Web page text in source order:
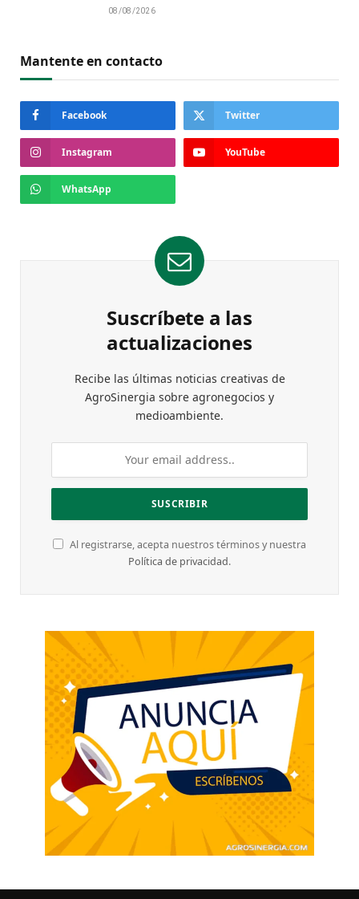
08/08/2026
Mantente en contacto
Facebook Twitter
Instagram YouTube
WhatsApp
Suscríbete a las
actualizaciones
Recibe las últimas noticias creativas de
AgroSinergia sobre agronegocios y
medioambiente.
Al registrarse, acepta nuestros términos y nuestra
Política de privacidad.